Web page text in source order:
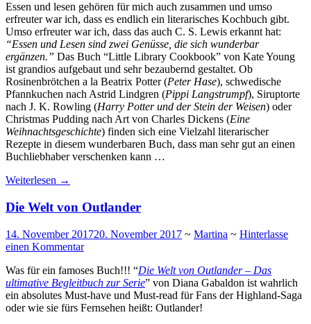
Essen und lesen gehören für mich auch zusammen und umso
erfreuter war ich, dass es endlich ein literarisches Kochbuch gibt.
Umso erfreuter war ich, dass das auch C. S. Lewis erkannt hat:
“Essen und Lesen sind zwei Genüsse, die sich wunderbar
ergänzen.” Das Buch “Little Library Cookbook” von Kate Young
ist grandios aufgebaut und sehr bezaubernd gestaltet. Ob
Rosinenbrötchen a la Beatrix Potter (Peter Hase), schwedische
Pfannkuchen nach Astrid Lindgren (Pippi Langstrumpf), Siruptorte
nach J. K. Rowling (Harry Potter und der Stein der Weisen) oder
Christmas Pudding nach Art von Charles Dickens (Eine
Weihnachtsgeschichte) finden sich eine Vielzahl literarischer
Rezepte in diesem wunderbaren Buch, dass man sehr gut an einen
Buchliebhaber verschenken kann …
Weiterlesen →
Die Welt von Outlander
14. November 201720. November 2017 ~ Martina ~ Hinterlasse
einen Kommentar
Was für ein famoses Buch!!! “Die Welt von Outlander – Das
ultimative Begleitbuch zur Serie” von Diana Gabaldon ist wahrlich
ein absolutes Must-have und Must-read für Fans der Highland-Saga
oder wie sie fürs Fernsehen heißt: Outlander!